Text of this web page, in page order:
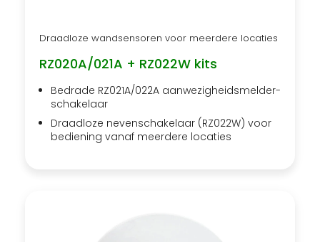
Draadloze wandsensoren voor meerdere locaties
RZ020A/021A + RZ022W kits
Bedrade RZ021A/022A aanwezigheidsmelder-
schakelaar
Draadloze nevenschakelaar (RZ022W) voor
bediening vanaf meerdere locaties